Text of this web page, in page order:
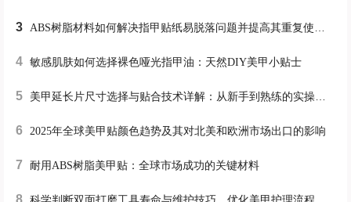
3 ABS树脂材料如何解决指甲贴纸易脱落问题并提高其重复使用性
4 敏感肌肤如何选择裸色哑光指甲油：天然DIY美甲小贴士
5 美甲延长片尺寸选择与贴合技术详解：从新手到熟练的实操训练路径
6 2025年全球美甲贴颜色趋势及其对北美和欧洲市场出口的影响
7 耐用ABS树脂美甲贴：全球市场成功的关键材料
8